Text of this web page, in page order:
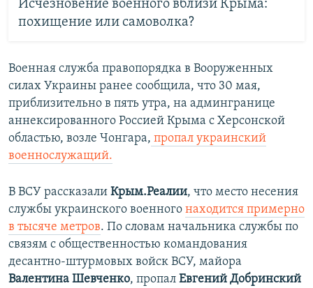
Исчезновение военного вблизи Крыма:
похищение или самоволка?
Военная служба правопорядка в Вооруженных
силах Украины ранее сообщила, что 30 мая,
приблизительно в пять утра, на админгранице
аннексированного Россией Крыма с Херсонской
областью, возле Чонгара, пропал украинский
военнослужащий.
В ВСУ рассказали Крым.Реалии, что место несения
службы украинского военного находится примерно
в тысяче метров. По словам начальника службы по
связям с общественностью командования
десантно-штурмовых войск ВСУ, майора
Валентина Шевченко, пропал Евгений Добринский